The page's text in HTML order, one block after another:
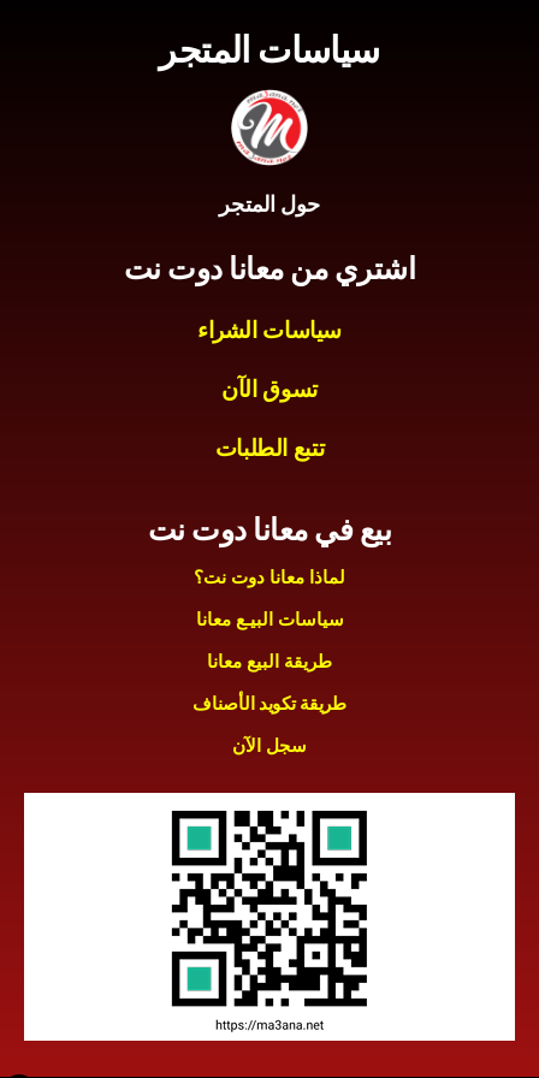
سياسات المتجر
حول المتجر
اشتري من معانا دوت نت
سياسات الشراء
تسوق الآن
تتبع الطلبات
بيع في معانا دوت نت
لماذا معانا دوت نت؟
سياسات البيـع معانا
طريقة البيع معانا
طريقة تكويد الأصناف
سجل الآن